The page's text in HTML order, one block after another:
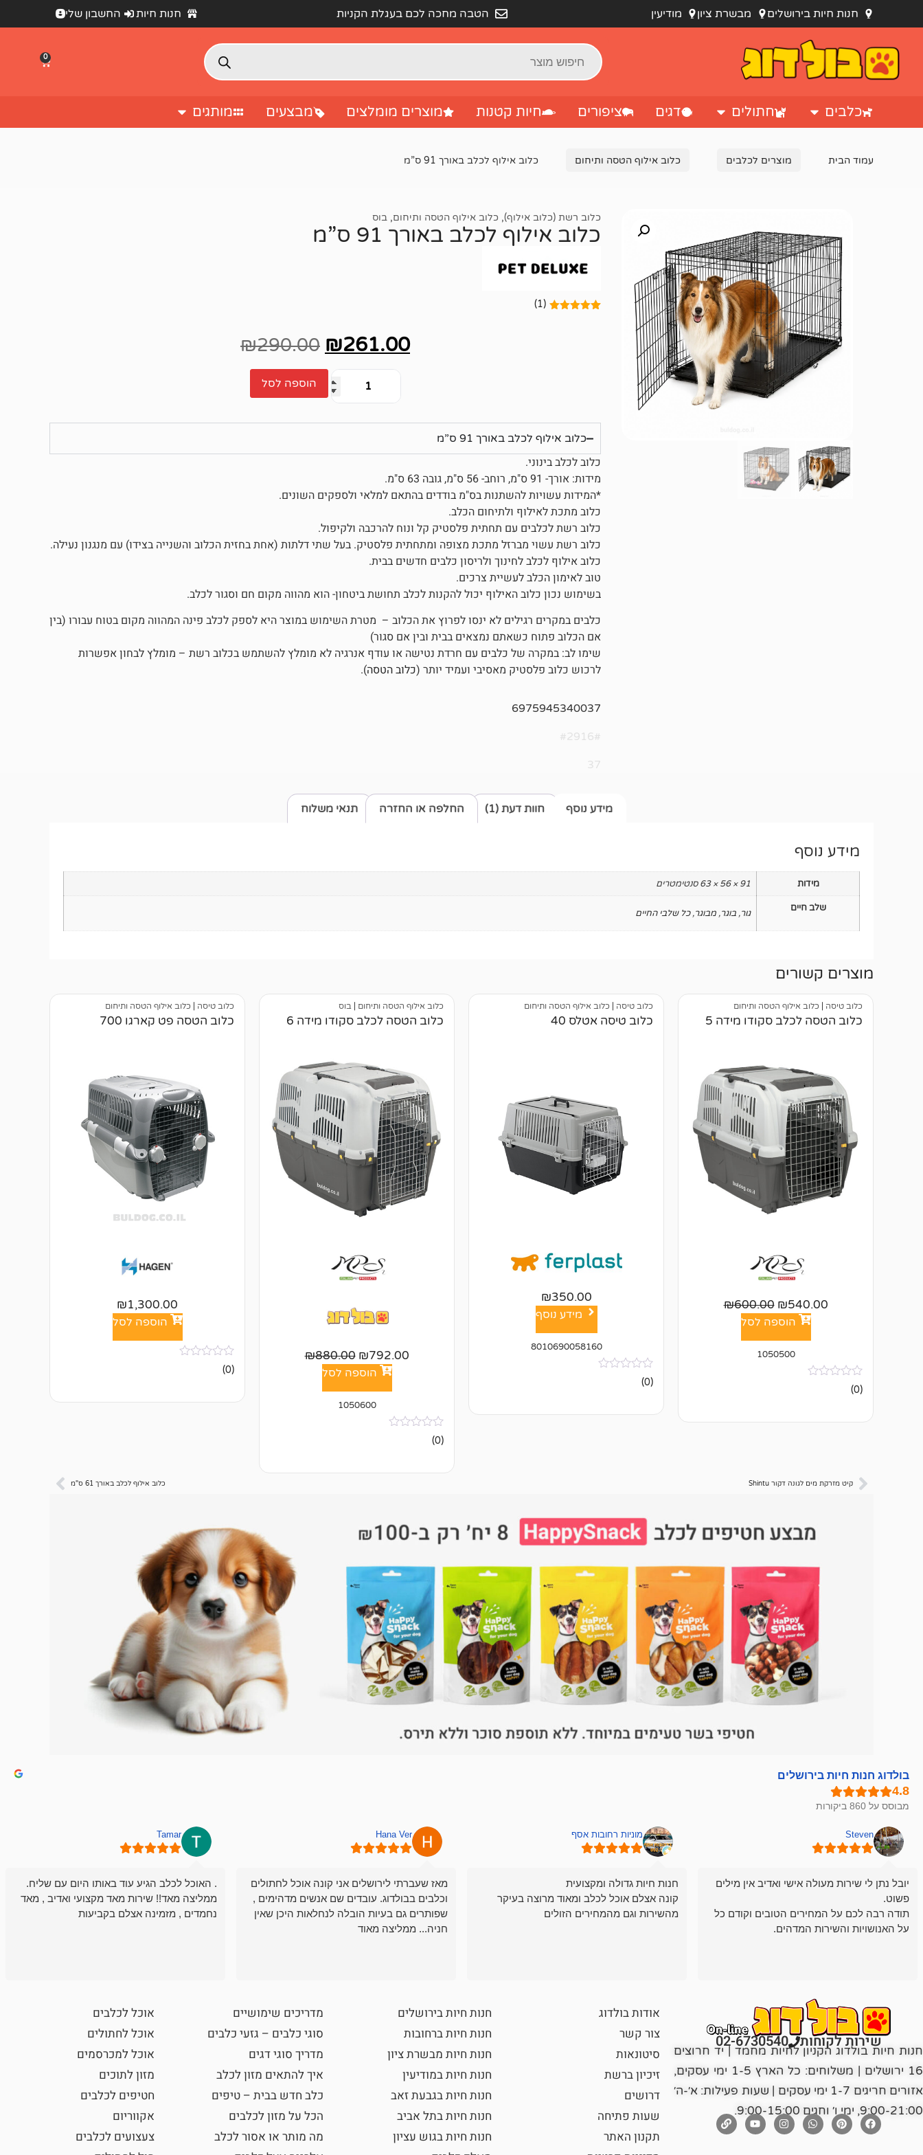
חנות חיות בירושלים מבשרת ציון מודיעין הטבה מחכה לכם בעגלת הקניות חנות חיות החשבון שלי
0
כלבים חתולים דגים ציפורים חיות קטנות מוצרים מומלצים מבצעים מותגים
עמוד הבית מוצרים לכלבים כלוב אילוף הטסה ותיחום כלוב אילוף לכלב באורך 91 ס”מ
כלוב רשת (כלוב אילוף), כלוב אילוף הטסה ותיחום, בוס
כלוב אילוף לכלב באורך 91 ס”מ
(1)
₪261.00
₪290.00
הוספה לסל
כלוב אילוף לכלב באורך 91 ס”מ
כלוב לכלב בינוני.
מידות: אורך- 91 ס"מ, רוחב- 56 ס"מ, גובה 63 ס"מ.
*המידות עשויות להשתנות בס"מ בודדים בהתאם למלאי ולספקים השונים.
כלוב מתכת לאילוף ולתיחום הכלב.
כלוב רשת לכלבים עם תחתית פלסטיק קל ונוח להרכבה ולקיפול.
כלוב רשת עשוי מברזל מתכת מצופה ומתחתית פלסטיק. בעל שתי דלתות (אחת בחזית הכלוב והשנייה בצידו) עם מנגנון נעילה.
כלוב אילוף לכלב לחינוך ולריסון כלבים חדשים בבית.
טוב לאימון הכלב לעשיית צרכים.
בשימוש נכון כלוב האילוף יכול להקנות לכלב תחושת ביטחון- הוא מהווה מקום חם וסגור לכלב.
כלבים במקרים רגילים לא ינסו לפרוץ את הכלוב – מטרת השימוש במוצר היא לספק לכלב פינה המהווה מקום בטוח עבורו (בין
אם הכלוב פתוח כשאתם נמצאים בבית ובין אם סגור)
שימו לב: במקרה של כלבים עם חרדת נטישה או עודף אנרגיה לא מומלץ להשתמש בכלוב רשת – מומלץ לבחון אפשרות
לרכוש כלוב פלסטיק מאסיבי ועמיד יותר (כלוב הטסה).
6975945340037
#2916#
37
מידע נוסף תנאי משלוח חוות דעת (1) החלפה או החזרה
מידע נוסף
מידות 91 × 56 × 63 סנטימטרים
שלב חיים גור, בוגר, מבוגר,כל שלבי החיים
מוצרים קשורים
כלוב טיסה | כלוב אילוף הטסה ותיחום
כלוב הטסה לכלב סקודו מידה 5
₪540.00
₪600.00
הוספה לסל
1050500
אין
ביקורות
(0)
כלוב טיסה | כלוב אילוף הטסה ותיחום
כלוב טיסה אטלס 40
₪350.00
מידע נוסף
8010690058160
אין
ביקורות
(0)
כלוב אילוף הטסה ותיחום | בוס
כלוב הטסה לכלב סקודו מידה 6
₪792.00
₪880.00
הוספה לסל
1050600
אין
ביקורות
(0)
כלוב טיסה | כלוב אילוף הטסה ותיחום
כלוב הטסה פט קארגו 700
₪1,300.00
הוספה לסל
אין
ביקורות
(0)
קיט מזרקת מים לגונה דקור Shintu כלוב אילוף לכלב באורך 61 ס"מ
בולדוג חנות חיות בירושלים
מבוסס על 860 ביקורות
Steven
יובל נתן לי שירות מעולה אישי ואדיב אין מילים
פשוט.
תודה רבה לכם על המחירים הטובים וקודם כל
על האנושויות והשירות המדהים.
מוניות רחובות אסף
חנות חיות גדולה ומקצועית
קונה אצלם אוכל לכלב ומאוד מרוצה בעיקר
מהשירות וגם מהמחירים הזולים
Hana Ver
מאז שעברתי לירושלים אני קונה אוכל לחתולים
וכלבים בבולדוג. עובדים שם אנשים מדהימים ,
שפותרים גם בעיות הובלה לנחלאות היכן שאין
חניה... ממליצה מאוד
Tamar
. האוכל לכלב הגיע עוד באותו היום עם שליח.
ממליצה מאד!! שירות מאד מקצועי ואדיב , מאד
נחמדים , מזמינה אצלם בקביעות
שירות לקוחות 02-6730540
חנות חיות בולדוג הקניון לחיות מחמד | יד חרוצים
16 ירושלים | משלוחים: כל הארץ 1-5 ימי עסקים,
אזורים חריגים 1-7 ימי עסקים | שעות פעילות: א׳-ה׳
9:00-21:00, ימי ו׳ וחגים 9:00-15:00.
אודות בולדוג
צור קשר
סיטונאות
זיכיון ברשת
דרושים
שעות פתיחה
תקנון האתר
חנות חיות בירושלים
חנות חיות ברחובות
חנות חיות מבשרת ציון
חנות חיות במודיעין
חנות חיות בגבעת זאב
חנות חיות בתל אביב
חנות חיות בגוש עציון
מדריכים שימושיים
סוגי כלבים – גזעי כלבים
מדריך סוגי דגים
איך להתאים מזון לכלב
כלב חדש בבית – טיפים
הכל על מזון לכלבים
מה מותר או אסור לכלב
אוכל לכלבים
אוכל לחתולים
אוכל למכרסמים
מזון לתוכים
חטיפים לכלבים
אקווריום
צעצועים לכלבים